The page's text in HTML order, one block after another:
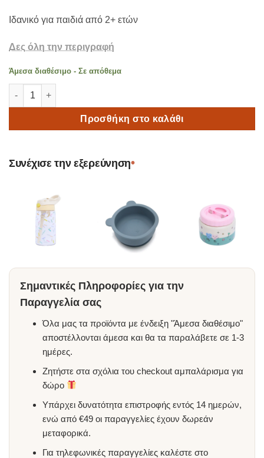
Ιδανικό για παιδιά από 2+ ετών
Δες όλη την περιγραφή
Άμεσα διαθέσιμο - Σε απόθεμα
The Cotton Cloud Παγούρι Νερού Funky Dogs | Tritan | 480ml |
Προσθήκη στο καλάθι
Συνέχισε την εξερεύνηση•
Σημαντικές Πληροφορίες για την
Παραγγελία σας
Όλα μας τα προϊόντα με ένδειξη "Άμεσα διαθέσιμο"
αποστέλλονται άμεσα και θα τα παραλάβετε σε 1-3
ημέρες.
Ζητήστε στα σχόλια του checkout αμπαλάρισμα για
δώρο
Υπάρχει δυνατότητα επιστροφής εντός 14 ημερών,
ενώ από €49 οι παραγγελίες έχουν δωρεάν
μεταφορικά.
Για τηλεφωνικές παραγγελίες καλέστε στο